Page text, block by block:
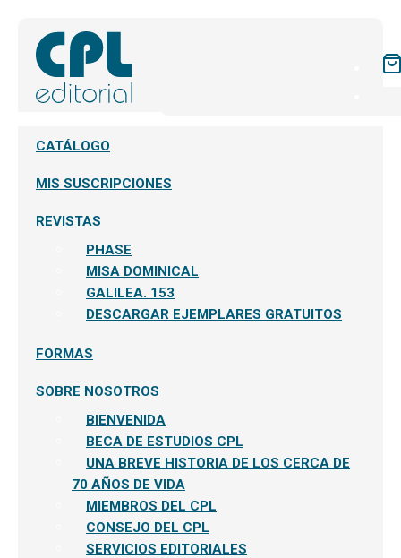
CATÁLOGO
MIS SUSCRIPCIONES
REVISTAS
PHASE
MISA DOMINICAL
GALILEA. 153
DESCARGAR EJEMPLARES GRATUITOS
FORMAS
SOBRE NOSOTROS
BIENVENIDA
BECA DE ESTUDIOS CPL
UNA BREVE HISTORIA DE LOS CERCA DE
70 AÑOS DE VIDA
MIEMBROS DEL CPL
CONSEJO DEL CPL
SERVICIOS EDITORIALES